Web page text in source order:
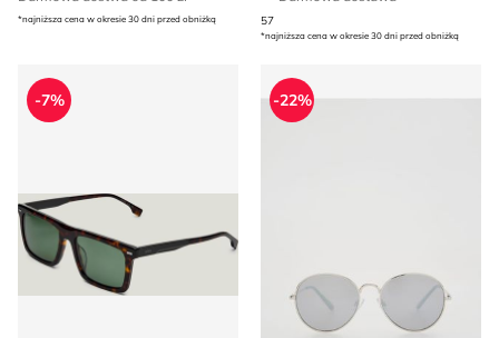
*najniższa cena w okresie 30 dni przed obniżką 57
*najniższa cena w okresie 30 dni przed obniżką
Okulary przeciwsłoneczne BOSS BLACK
-7%
Okulary przeciwsłoneczne
-22%